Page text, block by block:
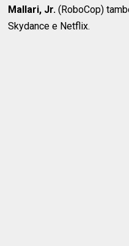
Mallari, Jr.(RoboCop)
Skydance e Netflix.